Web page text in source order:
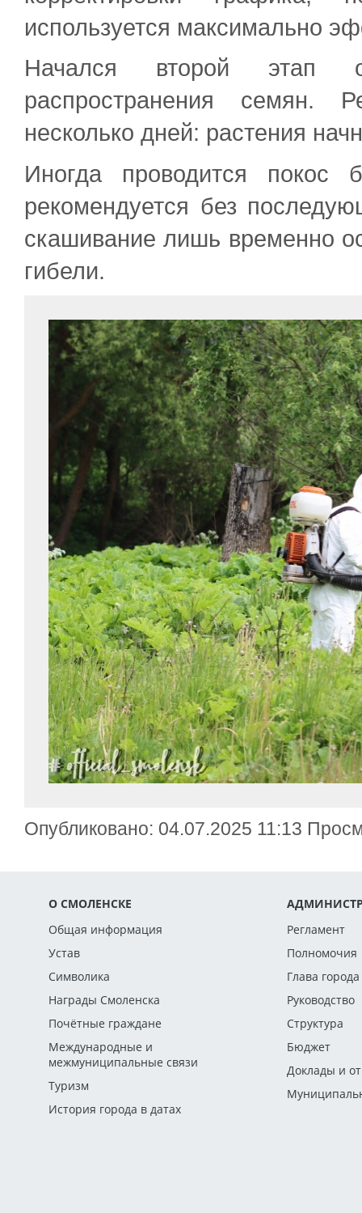
используется максимально
Начался второй этап
распространения семян.
несколько дней: растения
Иногда проводится покос
рекомендуется без
скашивание лишь временно
гибели.
Опубликовано: 04.07.2025 11:13
О СМОЛЕНСКЕ
Общая информация
Устав
Символика
Награды Смоленска
Почётные граждане
Международные и
межмуниципальные связи
Туризм
История города в датах
Регламент
Полномочия
Глава города
Руководство
Структура
Бюджет
Доклады и